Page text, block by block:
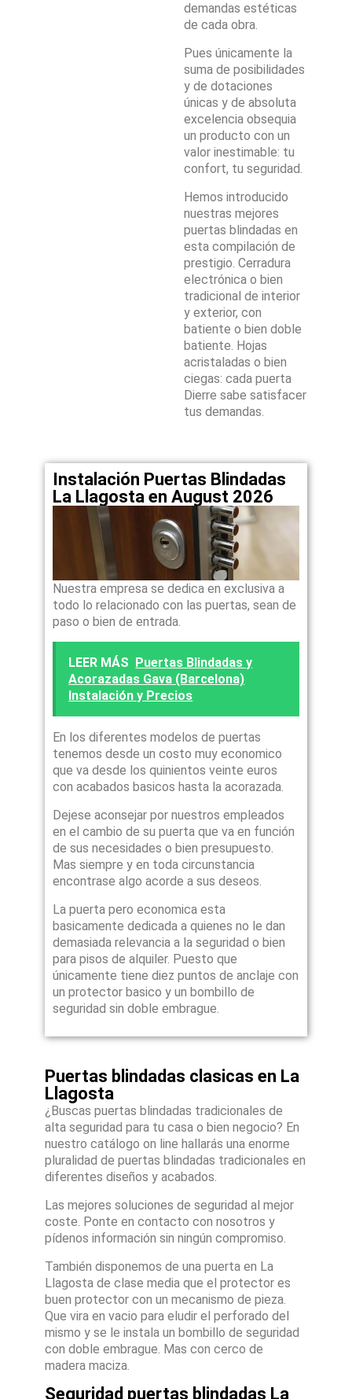
demandas estéticas
de cada obra.
Pues únicamente la
suma de posibilidades
y de dotaciones
únicas y de absoluta
excelencia obsequia
un producto con un
valor inestimable: tu
confort, tu seguridad.
Hemos introducido
nuestras mejores
puertas blindadas en
esta compilación de
prestigio. Cerradura
electrónica o bien
tradicional de interior
y exterior, con
batiente o bien doble
batiente. Hojas
acristaladas o bien
ciegas: cada puerta
Dierre sabe satisfacer
tus demandas.
Instalación Puertas Blindadas
La Llagosta en August 2026
Nuestra empresa se dedica en exclusiva a
todo lo relacionado con las puertas, sean de
paso o bien de entrada.
LEER MÁS Puertas Blindadas y
Acorazadas Gava (Barcelona)
Instalación y Precios
En los diferentes modelos de puertas
tenemos desde un costo muy economico
que va desde los quinientos veinte euros
con acabados basicos hasta la acorazada.
Dejese aconsejar por nuestros empleados
en el cambio de su puerta que va en función
de sus necesidades o bien presupuesto.
Mas siempre y en toda circunstancia
encontrase algo acorde a sus deseos.
La puerta pero economica esta
basicamente dedicada a quienes no le dan
demasiada relevancia a la seguridad o bien
para pisos de alquiler. Puesto que
únicamente tiene diez puntos de anclaje con
un protector basico y un bombillo de
seguridad sin doble embrague.
Puertas blindadas clasicas en La
Llagosta
¿Buscas puertas blindadas tradicionales de
alta seguridad para tu casa o bien negocio? En
nuestro catálogo on line hallarás una enorme
pluralidad de puertas blindadas tradicionales en
diferentes diseños y acabados.
Las mejores soluciones de seguridad al mejor
coste. Ponte en contacto con nosotros y
pídenos información sin ningún compromiso.
También disponemos de una puerta en La
Llagosta de clase media que el protector es
buen protector con un mecanismo de pieza.
Que vira en vacio para eludir el perforado del
mismo y se le instala un bombillo de seguridad
con doble embrague. Mas con cerco de
madera maciza.
Seguridad puertas blindadas La